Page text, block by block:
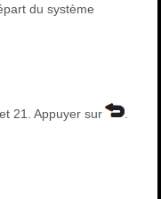
du système
21. Appuyer sur